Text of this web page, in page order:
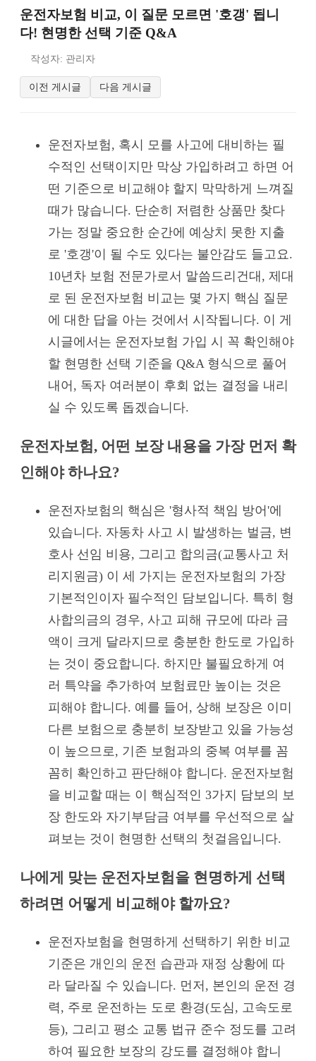
운전자보험 비교, 이 질문 모르면 '호갱' 됩니
다! 현명한 선택 기준 Q&A
작성자: 관리자
이전 게시글 다음 게시글
운전자보험, 혹시 모를 사고에 대비하는 필
수적인 선택이지만 막상 가입하려고 하면 어
떤 기준으로 비교해야 할지 막막하게 느껴질
때가 많습니다. 단순히 저렴한 상품만 찾다
가는 정말 중요한 순간에 예상치 못한 지출
로 '호갱'이 될 수도 있다는 불안감도 들고요.
10년차 보험 전문가로서 말씀드리건대, 제대
로 된 운전자보험 비교는 몇 가지 핵심 질문
에 대한 답을 아는 것에서 시작됩니다. 이 게
시글에서는 운전자보험 가입 시 꼭 확인해야
할 현명한 선택 기준을 Q&A 형식으로 풀어
내어, 독자 여러분이 후회 없는 결정을 내리
실 수 있도록 돕겠습니다.
운전자보험, 어떤 보장 내용을 가장 먼저 확
인해야 하나요?
운전자보험의 핵심은 '형사적 책임 방어'에
있습니다. 자동차 사고 시 발생하는 벌금, 변
호사 선임 비용, 그리고 합의금(교통사고 처
리지원금) 이 세 가지는 운전자보험의 가장
기본적인이자 필수적인 담보입니다. 특히 형
사합의금의 경우, 사고 피해 규모에 따라 금
액이 크게 달라지므로 충분한 한도로 가입하
는 것이 중요합니다. 하지만 불필요하게 여
러 특약을 추가하여 보험료만 높이는 것은
피해야 합니다. 예를 들어, 상해 보장은 이미
다른 보험으로 충분히 보장받고 있을 가능성
이 높으므로, 기존 보험과의 중복 여부를 꼼
꼼히 확인하고 판단해야 합니다. 운전자보험
을 비교할 때는 이 핵심적인 3가지 담보의 보
장 한도와 자기부담금 여부를 우선적으로 살
펴보는 것이 현명한 선택의 첫걸음입니다.
나에게 맞는 운전자보험을 현명하게 선택
하려면 어떻게 비교해야 할까요?
운전자보험을 현명하게 선택하기 위한 비교
기준은 개인의 운전 습관과 재정 상황에 따
라 달라질 수 있습니다. 먼저, 본인의 운전 경
력, 주로 운전하는 도로 환경(도심, 고속도로
등), 그리고 평소 교통 법규 준수 정도를 고려
하여 필요한 보장의 강도를 결정해야 합니